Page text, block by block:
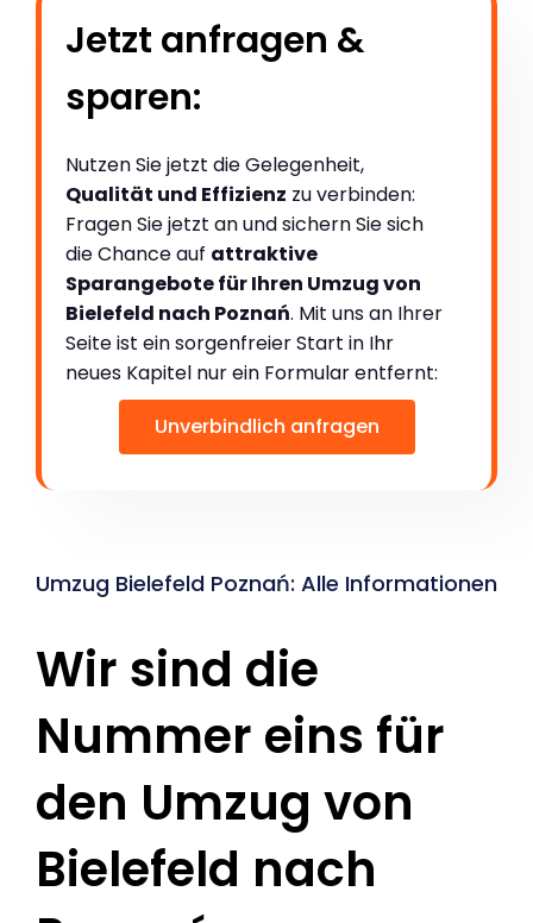
Jetzt anfragen &
sparen:
Nutzen Sie jetzt die Gelegenheit,
Qualität und Effizienz zu verbinden:
Fragen Sie jetzt an und sichern Sie sich
die Chance auf attraktive
Sparangebote für Ihren Umzug von
Bielefeld nach Poznań. Mit uns an Ihrer
Seite ist ein sorgenfreier Start in Ihr
neues Kapitel nur ein Formular entfernt:
Unverbindlich anfragen
Umzug Bielefeld Poznań: Alle Informationen
Wir sind die
Nummer eins für
den Umzug von
Bielefeld nach